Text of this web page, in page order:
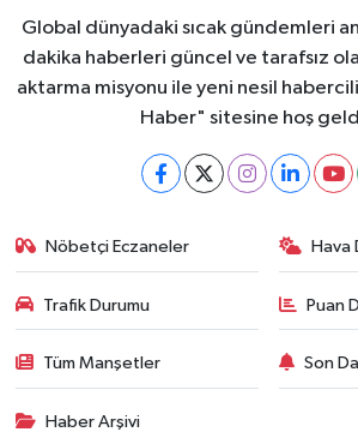
Global dünyadaki sıcak gündemleri
dakika haberleri güncel ve tarafsız
aktarma misyonu ile yeni nesil
Haber" sitesine hoş
Nöbetçi Eczaneler Hava
Trafik Durumu Puan
Tüm Manşetler Son
Haber Arşivi